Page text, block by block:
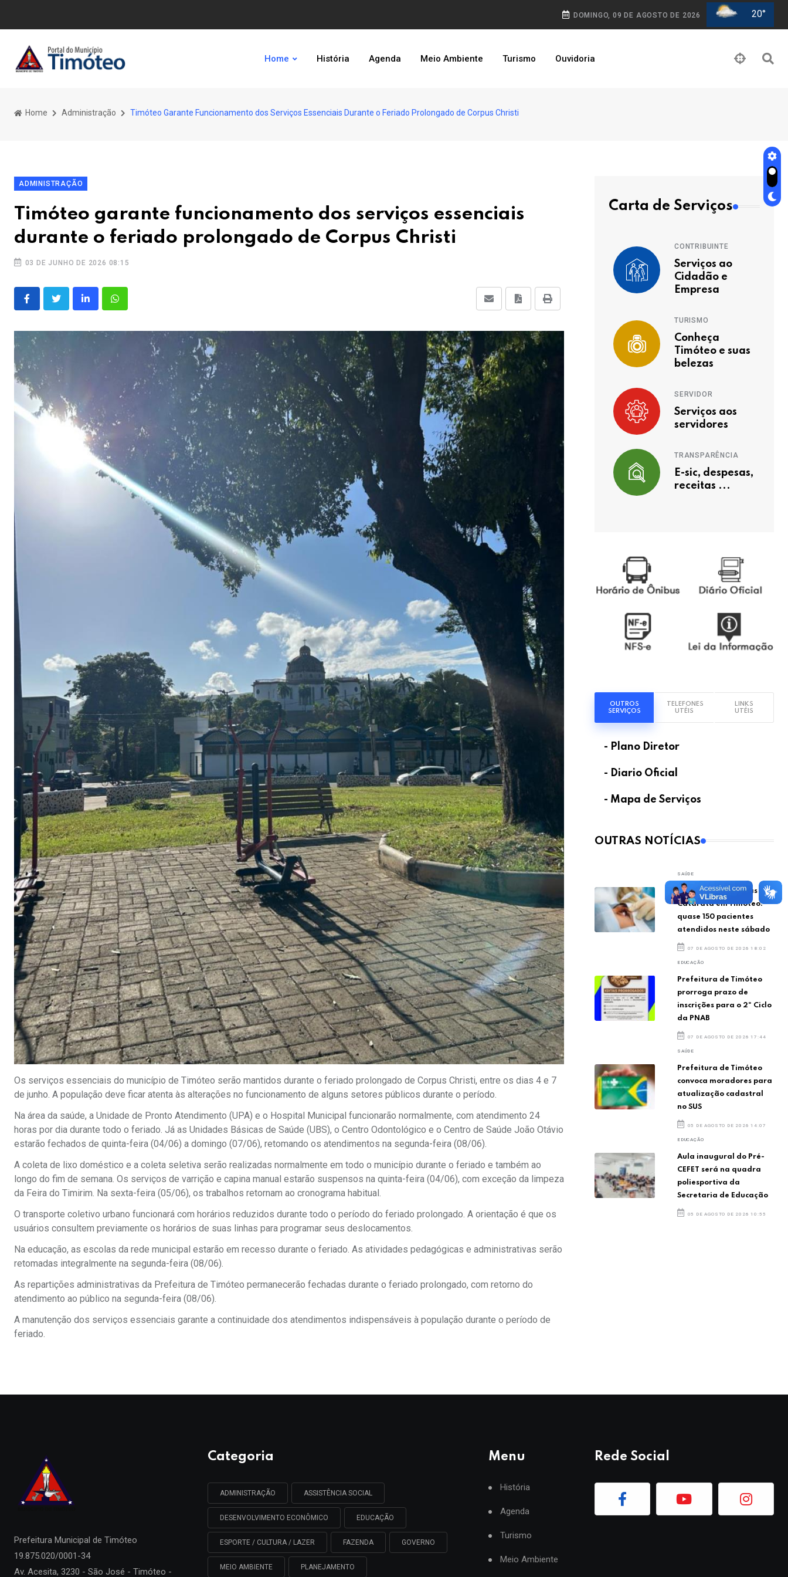
DOMINGO, 09 DE AGOSTO DE 2026 20°
Home História Agenda Meio Ambiente Turismo Ouvidoria
Home Administração Timóteo Garante Funcionamento dos Serviços Essenciais Durante o Feriado Prolongado de Corpus Christi
ADMINISTRAÇÃO
Timóteo garante funcionamento dos serviços essenciais
durante o feriado prolongado de Corpus Christi
03 DE JUNHO DE 2026 08:15
Os serviços essenciais do município de Timóteo serão mantidos durante o feriado prolongado de Corpus Christi, entre os dias 4 e 7
de junho. A população deve ficar atenta às alterações no funcionamento de alguns setores públicos durante o período.
Na área da saúde, a Unidade de Pronto Atendimento (UPA) e o Hospital Municipal funcionarão normalmente, com atendimento 24
horas por dia durante todo o feriado. Já as Unidades Básicas de Saúde (UBS), o Centro Odontológico e o Centro de Saúde João Otávio
estarão fechados de quinta-feira (04/06) a domingo (07/06), retomando os atendimentos na segunda-feira (08/06).
A coleta de lixo doméstico e a coleta seletiva serão realizadas normalmente em todo o município durante o feriado e também ao
longo do fim de semana. Os serviços de varrição e capina manual estarão suspensos na quinta-feira (04/06), com exceção da limpeza
da Feira do Timirim. Na sexta-feira (05/06), os trabalhos retornam ao cronograma habitual.
O transporte coletivo urbano funcionará com horários reduzidos durante todo o período do feriado prolongado. A orientação é que os
usuários consultem previamente os horários de suas linhas para programar seus deslocamentos.
Na educação, as escolas da rede municipal estarão em recesso durante o feriado. As atividades pedagógicas e administrativas serão
retomadas integralmente na segunda-feira (08/06).
As repartições administrativas da Prefeitura de Timóteo permanecerão fechadas durante o feriado prolongado, com retorno do
atendimento ao público na segunda-feira (08/06).
A manutenção dos serviços essenciais garante a continuidade dos atendimentos indispensáveis à população durante o período de
feriado.
Carta de Serviços
CONTRIBUINTE
Serviços ao
Cidadão e
Empresa
TURISMO
Conheça
Timóteo e suas
belezas
SERVIDOR
Serviços aos
servidores
TRANSPARÊNCIA
E-sic, despesas,
receitas ...
OUTROS
SERVIÇOS
TELEFONES
UTÉIS
LINKS
UTÉIS
- Plano Diretor
- Diario Oficial
- Mapa de Serviços
OUTRAS NOTÍCIAS
SAÚDE
Mutirão de Cirurgias de
Catarata em Timóteo:
quase 150 pacientes
atendidos neste sábado
07 DE AGOSTO DE 2026 18:02
EDUCAÇÃO
Prefeitura de Timóteo
prorroga prazo de
inscrições para o 2º Ciclo
da PNAB
07 DE AGOSTO DE 2026 17:44
SAÚDE
Prefeitura de Timóteo
convoca moradores para
atualização cadastral
no SUS
05 DE AGOSTO DE 2026 14:07
EDUCAÇÃO
Aula inaugural do Pré-
CEFET será na quadra
poliesportiva da
Secretaria de Educação
05 DE AGOSTO DE 2026 10:55
Prefeitura Municipal de Timóteo
19.875.020/0001-34
Av. Acesita, 3230 - São José - Timóteo -
Categoria
ADMINISTRAÇÃO ASSISTÊNCIA SOCIAL
DESENVOLVIMENTO ECONÔMICO EDUCAÇÃO
ESPORTE / CULTURA / LAZER FAZENDA GOVERNO
MEIO AMBIENTE PLANEJAMENTO
Menu
História
Agenda
Turismo
Meio Ambiente
Rede Social